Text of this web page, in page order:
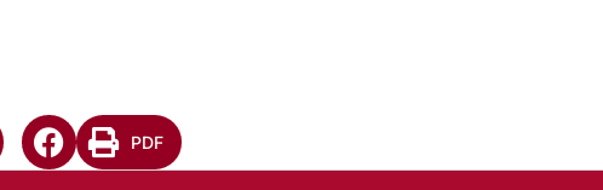
PDF